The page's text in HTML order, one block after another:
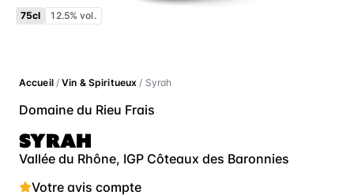
75cl 12.5% vol.
Accueil/Vin & Spiritueux / Syrah
Domaine du Rieu Frais
SYRAH
Vallée du Rhône, IGP Côteaux des Baronnies
Votre avis compte